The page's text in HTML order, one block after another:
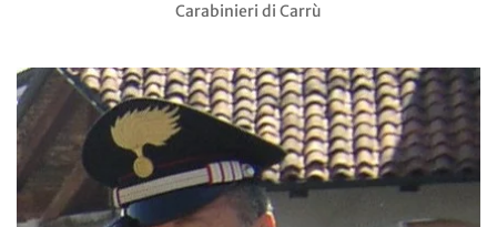
Carabinieri di Carrù